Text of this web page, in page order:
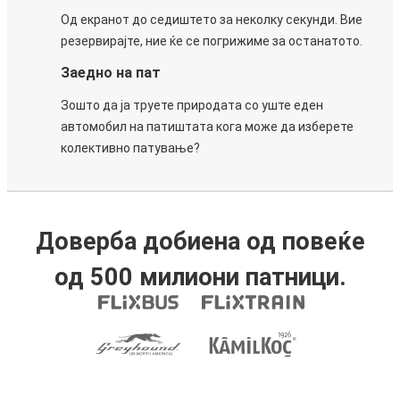
Од екранот до седиштето за неколку секунди. Вие
резервирајте, ние ќе се погрижиме за останатото.
Заедно на пат
Зошто да ја труете природата со уште еден
автомобил на патиштата кога може да изберете
колективно патување?
Доверба добиена од повеќе
од 500 милиони патници.